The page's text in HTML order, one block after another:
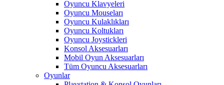
Oyuncu Klavyeleri
Oyuncu Mouseları
Oyuncu Kulaklıkları
Oyuncu Koltukları
Oyuncu Joystickleri
Konsol Aksesuarları
Mobil Oyun Aksesuarları
Tüm Oyuncu Aksesuarları
Oyunlar